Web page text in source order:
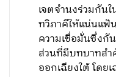
เจตจำนงร่วมกัน
ทวิภาคีให้แน่นแ
ความเชื่อมั่นซึ่งกั
ส่วนที่มีบทบาทส
ออกเฉียงใต้ โดย